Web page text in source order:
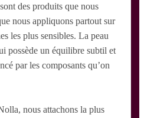
des produits que nous
nous appliquons partout sur
les plus sensibles. La peau
possède un équilibre subtil et
par les composants qu’on
nous attachons la plus